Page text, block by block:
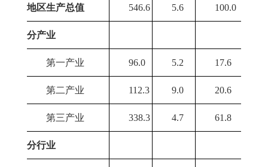
地区生产总值 546.6 5.6 100.0
分产业
第一产业 96.0 5.2 17.6
第二产业 112.3 9.0 20.6
第三产业 338.3 4.7 61.8
分行业